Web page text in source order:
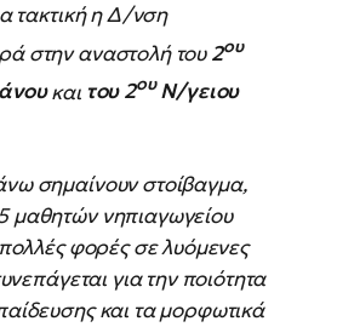
τακτική η Δ/νση
στην αναστολή του2ου
και του 2ουΝ/γειου
σημαίνουν στοίβαγμα,
μαθητών νηπιαγωγείου
φορές σε λυόμενες
για την ποιότητα
και τα μορφωτικά